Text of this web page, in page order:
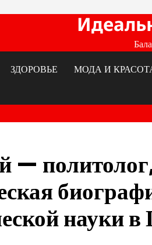
ЗДОРОВЬЕ МОДА И
—
науки